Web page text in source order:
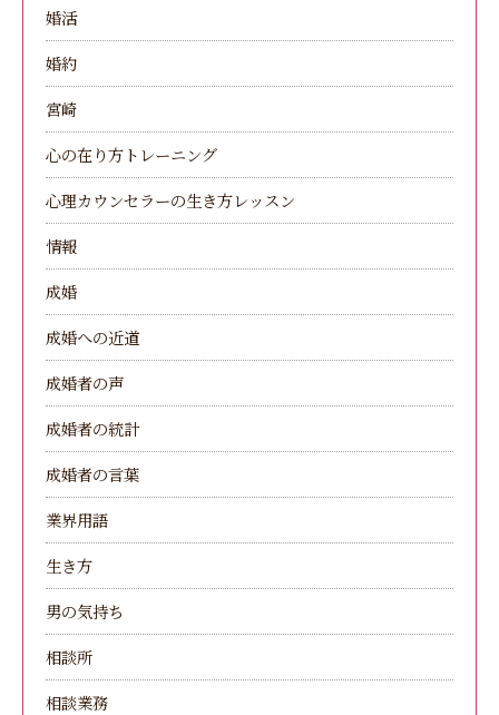
婚活
婚約
宮崎
心の在り方トレーニング
心理カウンセラーの生き方レッスン
情報
成婚
成婚への近道
成婚者の声
成婚者の統計
成婚者の言葉
業界用語
生き方
男の気持ち
相談所
相談業務